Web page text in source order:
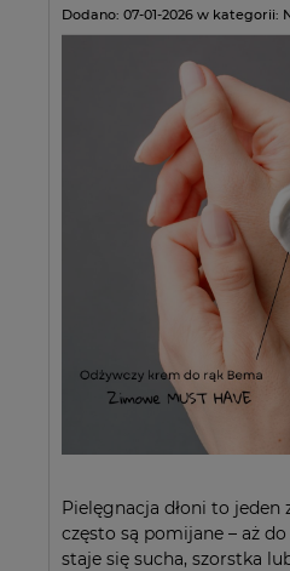
Dodano: 07-01-2026 w kategorii:
Pielęgnacja dłoni to
często są pomijane – aż
staje się sucha, szorstka